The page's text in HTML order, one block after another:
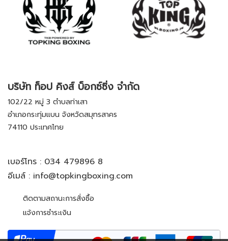
บริษัท ท็อป คิงส์ บ็อกซ์ซิ่ง จำกัด
102/22 หมู่ 3 ตำบลท่าเสา
อำเภอกระทุ่มแบน จังหวัดสมุทรสาคร
74110 ประเทศไทย
เบอร์โทร : 034 479896 8
อีเมล์ : info@topkingboxing.com
ติดตามสถานะการสั่งซื้อ
แจ้งการชำระเงิน